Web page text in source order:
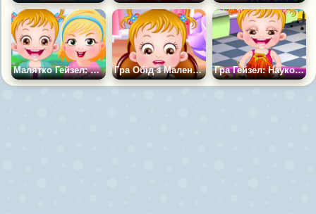
Малятко Гейзел: День Дружби Гра Обід з Маленькою Хейзел Гра Гейзел: Науковий Проект